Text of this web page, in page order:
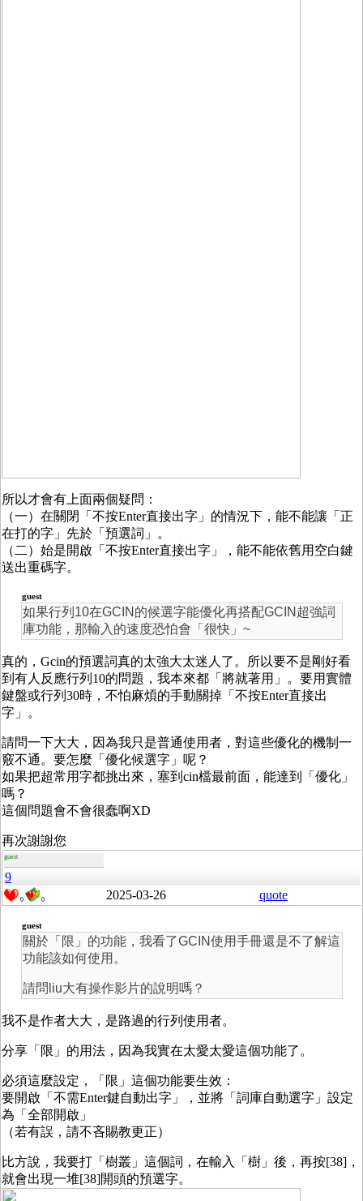
所以才會有上面兩個疑問：
（一）在關閉「不按Enter直接出字」的情況下，能不能讓「正
在打的字」先於「預選詞」。
（二）始是開啟「不按Enter直接出字」，能不能依舊用空白鍵
送出重碼字。
guest
如果行列10在GCIN的候選字能優化再搭配GCIN超強詞
庫功能，那輸入的速度恐怕會「很快」~
真的，Gcin的預選詞真的太強大太迷人了。所以要不是剛好看
到有人反應行列10的問題，我本來都「將就著用」。要用實體
鍵盤或行列30時，不怕麻煩的手動關掉「不按Enter直接出
字」。
請問一下大大，因為我只是普通使用者，對這些優化的機制一
竅不通。要怎麼「優化候選字」呢？
如果把超常用字都挑出來，塞到cin檔最前面，能達到「優化」
嗎？
這個問題會不會很蠢啊XD
再次謝謝您
guest
9
0 0 2025-03-26 quote
guest
關於「限」的功能，我看了GCIN使用手冊還是不了解這
功能該如何使用。
請問liu大有操作影片的說明嗎？
我不是作者大大，是路過的行列使用者。
分享「限」的用法，因為我實在太愛太愛這個功能了。
必須這麼設定，「限」這個功能要生效：
要開啟「不需Enter鍵自動出字」，並將「詞庫自動選字」設定
為「全部開啟」
（若有誤，請不吝賜教更正）
比方說，我要打「樹叢」這個詞，在輸入「樹」後，再按[38]，
就會出現一堆[38]開頭的預選字。